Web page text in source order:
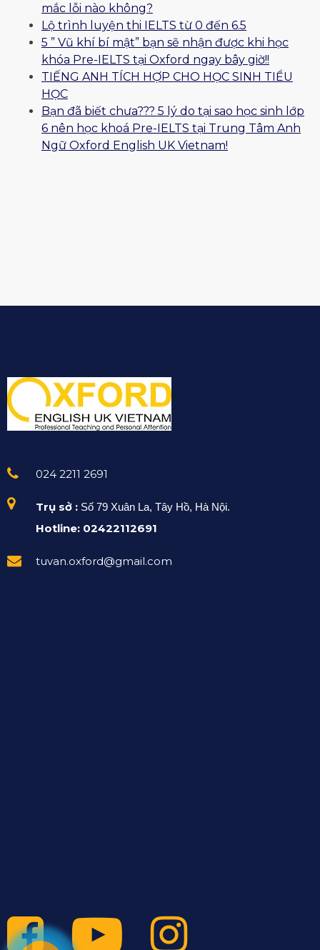
mắc lỗi nào không?
Lộ trình luyện thi IELTS từ 0 đến 6.5
5 ” Vũ khí bí mật” bạn sẽ nhận được khi học
khóa Pre-IELTS tại Oxford ngay bây giờ!!
TIẾNG ANH TÍCH HỢP CHO HỌC SINH TIỂU
HỌC
Bạn đã biết chưa??? 5 lý do tại sao học sinh lớp
6 nên học khoá Pre-IELTS tại Trung Tâm Anh
Ngữ Oxford English UK Vietnam!
024 2211 2691
Trụ sở : Số 79 Xuân La, Tây Hồ, Hà Nội.
Hotline: 02422112691
tuvan.oxford@gmail.com